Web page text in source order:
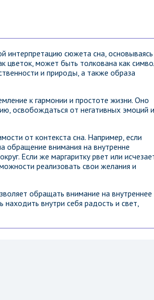
интерпретацию сюжета сна, основываясь
цветок, может быть толкована как
и природы, а также образа
к гармонии и простоте жизни. Оно
освобождаться от негативных эмоций и
от контекста сна. Например, если
обращение внимания на внутренне
Если же маргаритку рвет или
реализовать свои желания и
обращать внимание на внутреннее
внутри себя радость и свет,